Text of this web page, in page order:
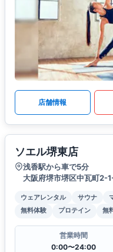
店舗情報
ソエル堺東店
浅香駅から車で5分
大阪府堺市堺区中瓦町2-
ウェアレンタル サウナ
無料体験
プロテイン 無
営業時間
0:00〜24:00